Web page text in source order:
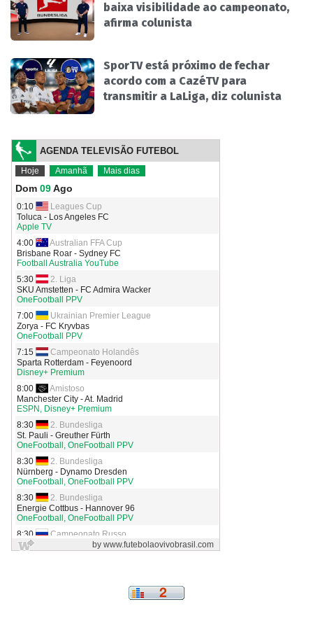
baixa visibilidade ao campeonato,
afirma colunista
SporTV está próximo de fechar
acordo com a CazéTV para
transmitir a LaLiga, diz colunista